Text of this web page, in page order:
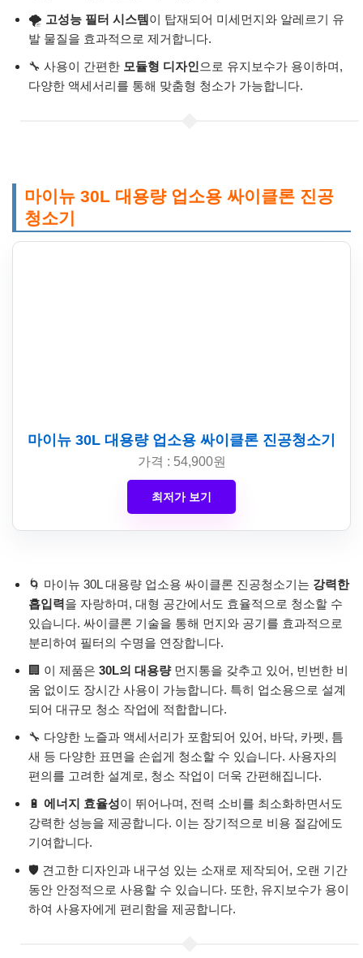
🌪️ 고성능 필터 시스템이 탑재되어 미세먼지와 알레르기 유
발 물질을 효과적으로 제거합니다.
🔧 사용이 간편한 모듈형 디자인 으로 유지보수가 용이하며,
다양한 액세서리를 통해 맞춤형 청소가 가능합니다.
마이뉴 30L 대용량 업소용 싸이클론 진공
청소기
마이뉴 30L 대용량 업소용 싸이클론 진공청소기
가격 : 54,900원
최저가 보기
🌀 마이뉴 30L 대용량 업소용 싸이클론 진공청소기는 강력한
흡입력을 자랑하며, 대형 공간에서도 효율적으로 청소할 수
있습니다. 싸이클론 기술을 통해 먼지와 공기를 효과적으로
분리하여 필터의 수명을 연장합니다.
🏢 이 제품은 30L의 대용량먼지통을 갖추고 있어, 빈번한 비
움 없이도 장시간 사용이 가능합니다. 특히 업소용으로 설계
되어 대규모 청소 작업에 적합합니다.
🔧 다양한 노즐과 액세서리가 포함되어 있어, 바닥, 카펫, 틈
새 등 다양한 표면을 손쉽게 청소할 수 있습니다. 사용자의
편의를 고려한 설계로, 청소 작업이 더욱 간편해집니다.
🔋 에너지 효율성이 뛰어나며, 전력 소비를 최소화하면서도
강력한 성능을 제공합니다. 이는 장기적으로 비용 절감에도
기여합니다.
🛡️ 견고한 디자인과 내구성 있는 소재로 제작되어, 오랜 기간
동안 안정적으로 사용할 수 있습니다. 또한, 유지보수가 용이
하여 사용자에게 편리함을 제공합니다.